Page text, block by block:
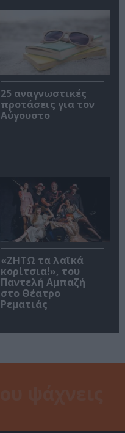
25 αναγνωστικές
προτάσεις για τον
Αύγουστο
«ΖΗΤΩ τα λαϊκά
κορίτσια!», του
Παντελή Αμπαζή
στο Θέατρο
Ρεματιάς